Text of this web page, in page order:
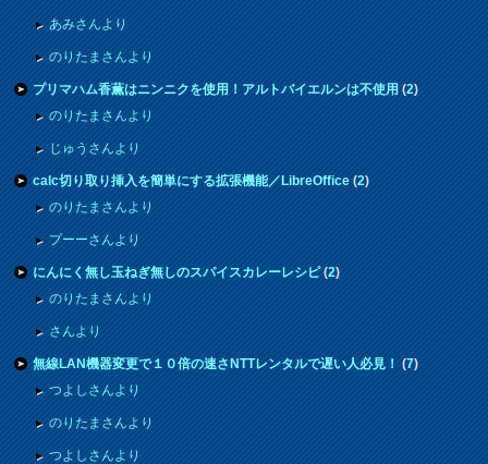
あみさんより
のりたまさんより
プリマハム香薫はニンニクを使用！アルトバイエルンは不使用(2)
のりたまさんより
じゅうさんより
calc切り取り挿入を簡単にする拡張機能／LibreOffice(2)
のりたまさんより
プーーさんより
にんにく無し玉ねぎ無しのスパイスカレーレシピ(2)
のりたまさんより
さんより
無線LAN機器変更で１０倍の速さNTTレンタルで遅い人必見！(7)
つよしさんより
のりたまさんより
つよしさんより